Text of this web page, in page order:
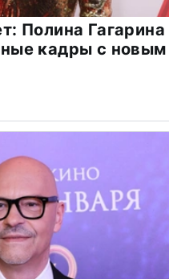
Полина Гагарина
кадры с новым